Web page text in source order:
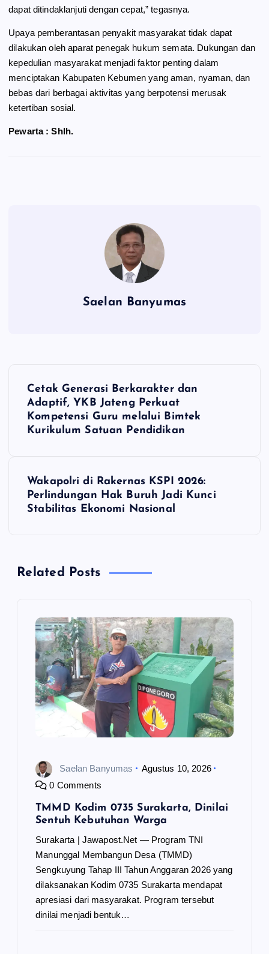
dapat ditindaklanjuti dengan cepat,” tegasnya.
Upaya pemberantasan penyakit masyarakat tidak dapat
dilakukan oleh aparat penegak hukum semata. Dukungan dan
kepedulian masyarakat menjadi faktor penting dalam
menciptakan Kabupaten Kebumen yang aman, nyaman, dan
bebas dari berbagai aktivitas yang berpotensi merusak
ketertiban sosial.
Pewarta : Shlh.
Saelan Banyumas
Cetak Generasi Berkarakter dan
Adaptif, YKB Jateng Perkuat
Kompetensi Guru melalui Bimtek
Kurikulum Satuan Pendidikan
Wakapolri di Rakernas KSPI 2026:
Perlindungan Hak Buruh Jadi Kunci
Stabilitas Ekonomi Nasional
Related Posts
Saelan Banyumas
Agustus 10, 2026
0 Comments
TMMD Kodim 0735 Surakarta, Dinilai
Sentuh Kebutuhan Warga
Surakarta | Jawapost.Net — Program TNI
Manunggal Membangun Desa (TMMD)
Sengkuyung Tahap III Tahun Anggaran 2026 yang
dilaksanakan Kodim 0735 Surakarta mendapat
apresiasi dari masyarakat. Program tersebut
dinilai menjadi bentuk…